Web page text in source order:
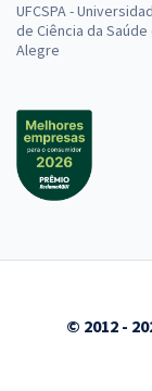
UFCSPA -
de Ciência da
Alegre
© 2012 -